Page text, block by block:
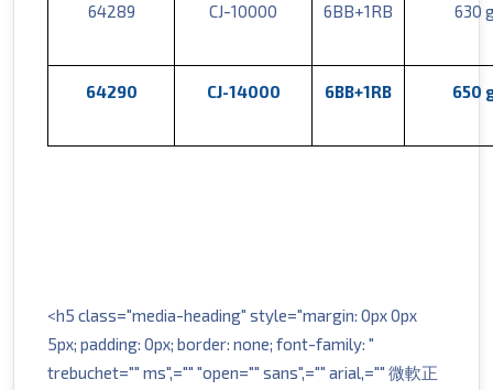
64289 CJ-10000 6BB+1RB 630
64290 CJ-14000 6BB+1RB 650
<h5 class="media-heading" style="margin: 0px 0px
5px; padding: 0px; border: none; font-family: "
trebuchet="" ms",="" "open="" sans",="" arial,="" 微軟正